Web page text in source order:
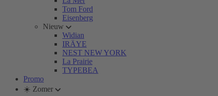
Tom Ford
Eisenberg
Nieuw
Widian
IRÄYE
NEST NEW YORK
La Prairie
TYPEBEA
Promo
☀️ Zomer